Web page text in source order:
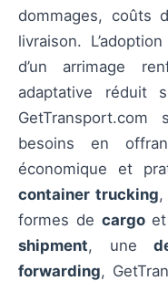
dommages, coûts
livraison.
d’un arrimage
adaptative réduit
GetTransport.com
besoins en
économique et
container trucking
formes de cargo
shipment, une
forwarding,